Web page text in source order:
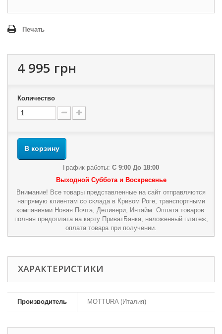
Печать
4 995 грн
Количество
В корзину
График работы: С 9:00 До 18:00
Выходной Суббота и Воскресенье
Внимание! Все товары представленные на сайт отправляются
напрямую клиентам со склада в Кривом Роге, транспортными
компаниями Новая Почта, Деливери, Интайм. Оплата товаров:
полная предоплата на карту ПриватБанка, наложенный платеж,
оплата товара при получении.
ХАРАКТЕРИСТИКИ
Производитель MOTTURA (Италия)